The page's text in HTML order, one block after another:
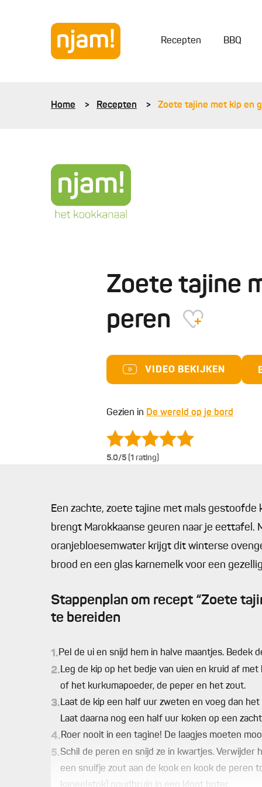
Recepten BBQ
Home Recepten Zoete tajine met kip en
Zoete tajine
peren
VIDEO BEKIJKEN
Gezien in De wereld op je bord
5.0/5 (1 rating)
Een zachte, zoete tajine met mals gestoofde
brengt Marokkaanse geuren naar je eettafel.
oranjebloesemwater krijgt dit winterse
brood en een glas karnemelk voor een
Stappenplan om recept “Zoete
te bereiden
1.Pel de ui en snijd hem in halve maantjes. Bedek
2.Leg de kip op het bedje van uien en kruid af
of het kurkumapoeder, de peper en het zout.
3.Laat de kip een half uur zweten en voeg dan
Laat daarna nog een half uur koken op een
4.Roer nooit in een tagine! De laagjes moeten
5.Schil de peren en snijd ze in kwartjes.
een snuifje zout aan de kook en kook de peren
kaneelstok) goudbruin in een klont boter.